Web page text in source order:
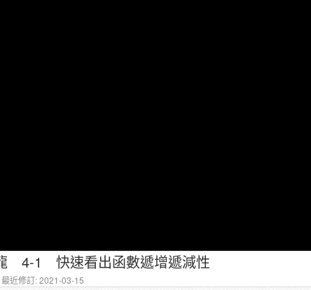
4-1 快速看出函數遞增遞減性
最近修訂: 2021-03-15